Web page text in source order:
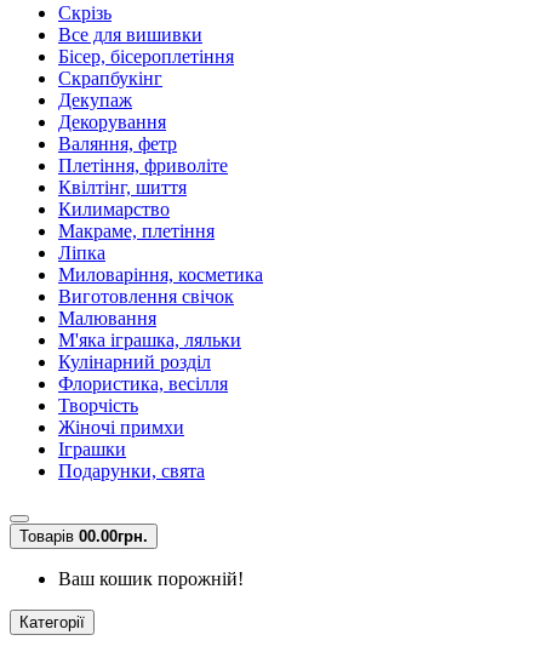
Скрізь
Все для вишивки
Бісер, бісероплетіння
Скрапбукінг
Декупаж
Декорування
Валяння, фетр
Плетіння, фриволіте
Квілтінг, шиття
Килимарство
Макраме, плетіння
Ліпка
Миловаріння, косметика
Виготовлення свічок
Малювання
М'яка іграшка, ляльки
Кулінарний розділ
Флористика, весілля
Творчість
Жіночі примхи
Іграшки
Подарунки, свята
Товарів 00.00грн.
Ваш кошик порожній!
Категорії